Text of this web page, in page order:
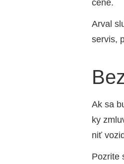
cene.
Arval
ser­vis,
Ak sa
ky
niť
Pozri­te